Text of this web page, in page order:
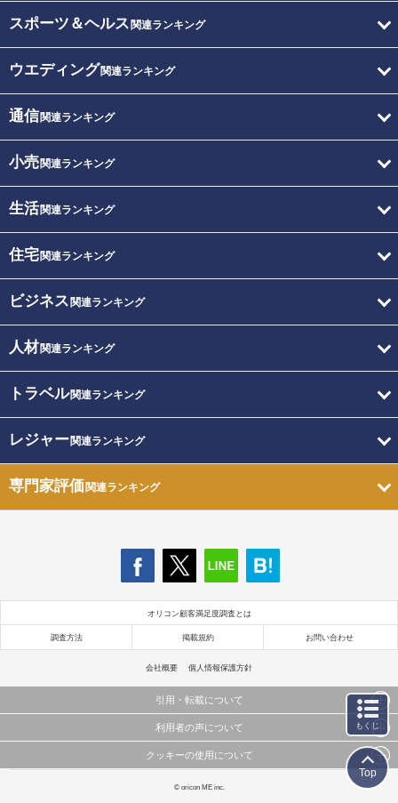
スポーツ＆ヘルス 関連ランキング
ウエディング関連ランキング
通信関連ランキング
小売関連ランキング
生活関連ランキング
住宅関連ランキング
ビジネス 関連ランキング
人材関連ランキング
トラベル関連ランキング
レジャー関連ランキング
専門家評価関連ランキング
オリコン顧客満足度調査とは
調査方法 掲載規約 お問い合わせ
会社概要 個人情報保護方針
引用・転載について
当サイトで公開されている情報（文字、写真、イラスト、画像データ等）及びこれらの配置・
これらの情報を権利者の許可なく無断転載・複製などの二次利用を行うことは固く禁じており
利用者の声について
当サイトに掲載している内容はすべてサービスの利用者が提出された見解・感想です。
弊社の見解・ 意見ではないことをご理解いただいた上でご覧ください。
クッキーの使用について
このサイトでは Cookie を使用して、ユーザーに合わせたコンテンツや広告の表示、ソーシャル
© oricon ME inc.
もくじ
Top